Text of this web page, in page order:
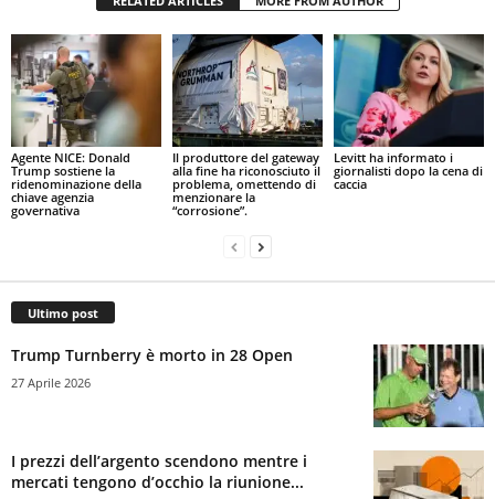
Agente NICE: Donald
Trump sostiene la
ridenominazione della
chiave agenzia
governativa
Il produttore del gateway
alla fine ha riconosciuto il
problema, omettendo di
menzionare la
“corrosione”.
Levitt ha informato i
giornalisti dopo la cena di
caccia
Ultimo post
Trump Turnberry è morto in 28 Open
27 Aprile 2026
I prezzi dell’argento scendono mentre i
mercati tengono d’occhio la riunione...